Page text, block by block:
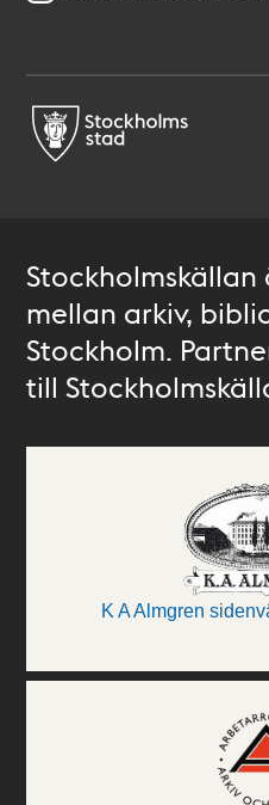
mellan arkiv,
Stockholm.
till
K A Almgren